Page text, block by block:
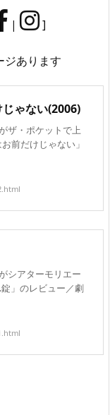
| ]
ジあります
ゃない(2006)
ザ・ポケットで上
前だけじゃない」
シアターモリエー
」のレビュー／劇